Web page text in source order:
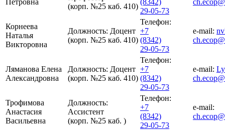
(корп. №25 каб. 410)
29-05-73
Корнеева
Наталья
Викторовна
Должность: Доцент
(корп. №25 каб. 410)
Телефон:
+7
(8342)
29-05-73
e-mail:
Ляманова Елена
Александровна
Должность: Доцент
(корп. №25 каб. 410)
Телефон:
+7
(8342)
29-05-73
e-mail:
Трофимова
Анастасия
Васильевна
Должность:
Ассистент
(корп. №25 каб. )
Телефон:
+7
(8342)
29-05-73
e-mail: